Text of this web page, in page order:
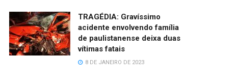
TRAGÉDIA: Gravíssimo
acidente envolvendo família
de paulistanense deixa duas
vítimas fatais
8 DE JANEIRO DE 2023